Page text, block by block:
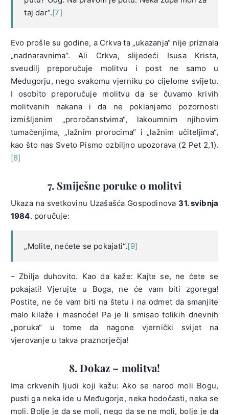
taj dar“.[7]
Evo prošle su godine, a Crkva ta „ukazanja“ nije priznala
„nadnaravnima“. Ali Crkva, slijedeći Isusa Krista,
sveudilj preporučuje molitvu i post ne samo u
Međugorju, nego svakomu vjerniku po cijelome svijetu.
I osobito preporučuje molitvu da se čuvamo krivih
molitvenih nakana i da ne poklanjamo pozornosti
izmišljenim „proročanstvima“, lakoumnim njihovim
tumačenjima, „lažnim prorocima“ i „lažnim učiteljima“,
kao što nas Sveto Pismo ozbiljno upozorava (2 Pet 2,1).
[8]
7. Smiješne poruke o molitvi
Ukaza na svetkovinu Uzašašća Gospodinova 31. svibnja
1984. poručuje:
„Molite, nećete se pokajati“.[9]
– Zbilja duhovito. Kao da kaže: Kajte se, ne ćete se
pokajati! Vjerujte u Boga, ne će vam biti zgorega!
Postite, ne će vam biti na štetu i na odmet da smanjite
malo kilaže i masnoće! Pa je li smisao tolikih dnevnih
„poruka“ u tome da nagone vjernički svijet na
vjerovanje u takva praznorječja!
8. Dokaz – molitva!
Ima crkvenih ljudi koji kažu: Ako se narod moli Bogu,
pusti ga neka ide u Međugorje, neka hodočasti, neka se
moli. Bolje je da se moli, nego da se ne moli, bolje je da